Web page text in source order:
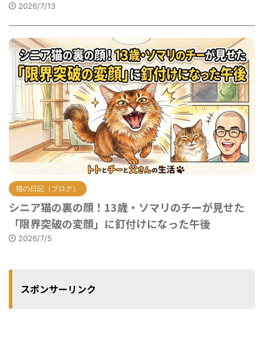
2026/7/13
猫の日記（ブログ）
シニア猫の裏の顔！13歳・ソマリのチーが見せた
「限界突破の変顔」に釘付けになった午後
2026/7/5
スポンサーリンク